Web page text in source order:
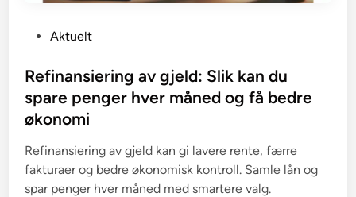
s
t
d
i
n
Aktuelt
Refinansiering av gjeld: Slik kan du
spare penger hver måned og få bedre
økonomi
Refinansiering av gjeld kan gi lavere rente, færre
fakturaer og bedre økonomisk kontroll. Samle lån og
spar penger hver måned med smartere valg.